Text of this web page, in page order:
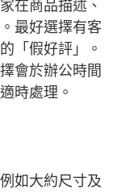
在商品描述、
最好選擇有客
「假好評」。
會於辦公時間
時處理。
如大約尺寸及